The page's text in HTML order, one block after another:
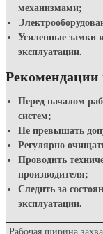
Гидравлическая и
механизмами;
Усиленные замки
Рекомендации
Перед началом
систем;
Не превышать
Регулярно
Проводить
производителя;
Следить за